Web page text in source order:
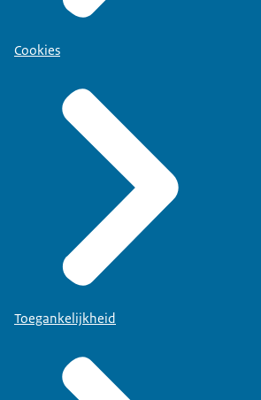
Cookies
Toegankelijkheid